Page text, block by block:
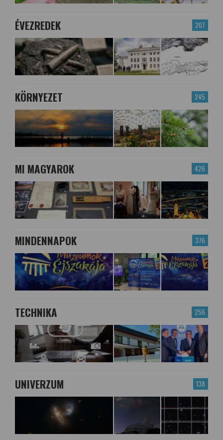
207
ÉVEZREDEK
245
KÖRNYEZET
426
MI MAGYAROK
376
MINDENNAPOK
256
TECHNIKA
138
UNIVERZUM